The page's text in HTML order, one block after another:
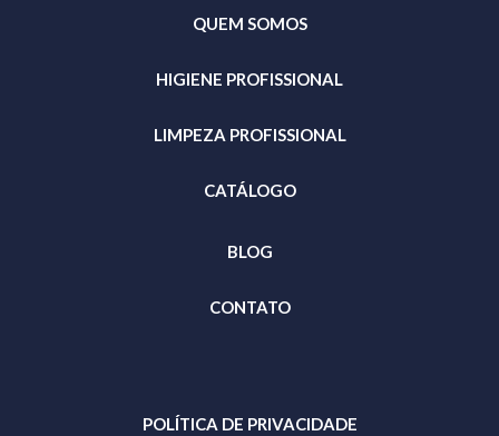
QUEM SOMOS
HIGIENE PROFISSIONAL
LIMPEZA PROFISSIONAL
CATÁLOGO
BLOG
CONTATO
POLÍTICA DE PRIVACIDADE